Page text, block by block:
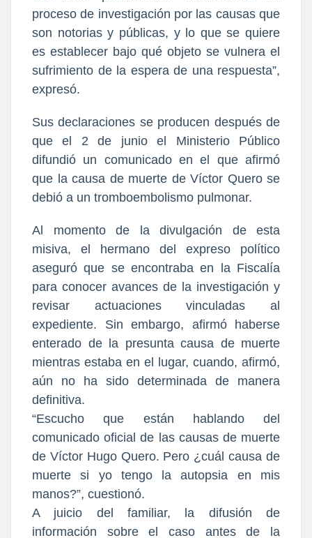
proceso de investigación por las causas que
son notorias y públicas, y lo que se quiere
es establecer bajo qué objeto se vulnera el
sufrimiento de la espera de una respuesta”,
expresó.
Sus declaraciones se producen después de
que el 2 de junio el Ministerio Público
difundió un comunicado en el que afirmó
que la causa de muerte de Víctor Quero se
debió a un tromboembolismo pulmonar.
Al momento de la divulgación de esta
misiva, el hermano del expreso político
aseguró que se encontraba en la Fiscalía
para conocer avances de la investigación y
revisar actuaciones vinculadas al
expediente. Sin embargo, afirmó haberse
enterado de la presunta causa de muerte
mientras estaba en el lugar, cuando, afirmó,
aún no ha sido determinada de manera
definitiva.
“Escucho que están hablando del
comunicado oficial de las causas de muerte
de Víctor Hugo Quero. Pero ¿cuál causa de
muerte si yo tengo la autopsia en mis
manos?”, cuestionó.
A juicio del familiar, la difusión de
información sobre el caso antes de la